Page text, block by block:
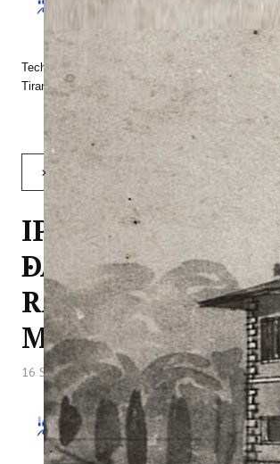
sudjelovala je na
„FORUM on EU Policies
Cooperation
Technology, Innovation and Youth in the
Tirani.
Opširnije: PREZENTACIJA PROJEKTA MITOMED+ NA FORUMU EU POLITIKA U TIRANI
IPTPO NA
DANU TURIZMA I
RADIONICI
MITOMED+ U
16 Studeni 2018 Hitova: 3742
U razdoblju od 5. do 9.
Bruxellesu je održana
Istre u Europskom